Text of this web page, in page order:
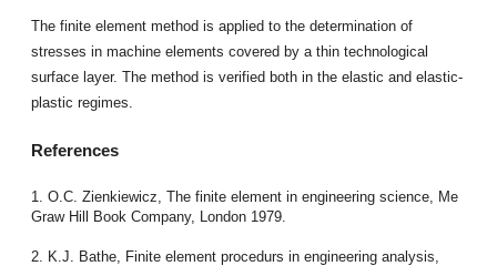
The finite element method is applied to the determination of
stresses in machine elements covered by a thin technological
surface layer. The method is verified both in the elastic and elastic-
plastic regimes.
References
1. O.C. Zienkiewicz, The finite element in engineering science, Me
Graw Hill Book Company, London 1979.
2. K.J. Bathe, Finite element procedurs in engineering analysis,